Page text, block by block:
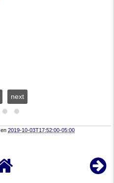
next
en2019-10-03T17:52:00-05:00